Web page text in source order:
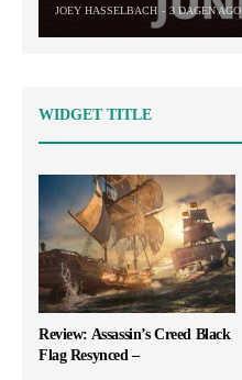
JOEY HASSELBACH 3 DAGEN AGO
WIDGET TITLE
Review: Assassin’s Creed Black
Flag Resynced –